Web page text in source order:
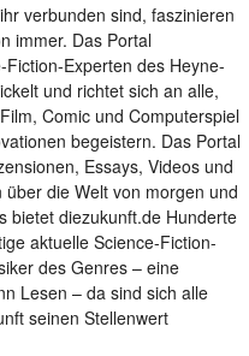
verbunden sind, faszinieren
immer. Das Portal
Experten des Heyne-
und richtet sich an alle,
Comic und Computerspiel
begeistern. Das Portal
Essays, Videos und
die Welt von morgen und
bietet diezukunft.de Hunderte
aktuelle Science-Fiction-
des Genres – eine
Lesen – da sind sich alle
seinen Stellenwert